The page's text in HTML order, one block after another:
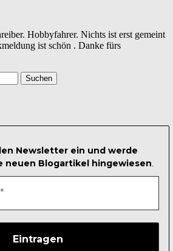
Hobbyfahrer. Nichts ist erst gemeint
ist schön . Danke fürs
Newsletter ein und werde
neuen Blogartikel hingewiesen.